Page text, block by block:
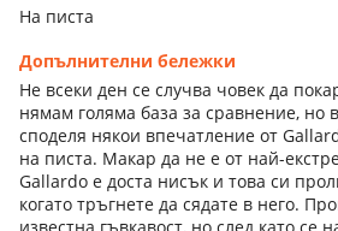
На писта
Допълнителни бележки
Не всеки ден се случва човек да
нямам голяма база за сравнение, но
споделя някои впечатление от
на писта. Макар да не е от най-
Gallardo е доста нисък и това си
когато тръгнете да сядате в него.
известна гъвкавост, но след като се